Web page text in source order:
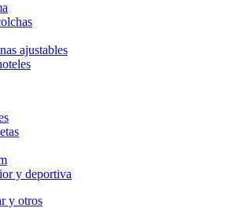
ajustables
y deportiva
y otros